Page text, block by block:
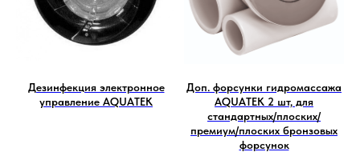
Дезинфекция электронное
управление AQUATEK
Доп. форсунки гидромассажа
AQUATEK 2 шт, для
стандартных/плоских/
премиум/плоских бронзовых
форсунок